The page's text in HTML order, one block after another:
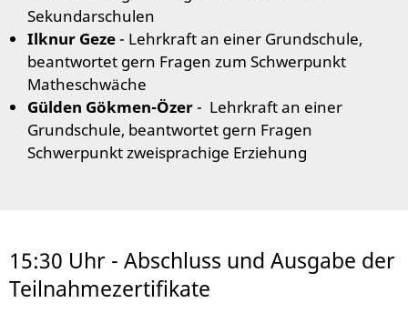
Sekundarschulen
Ilknur Geze- Lehrkraft an einer Grundschule,
beantwortet gern Fragen zum Schwerpunkt
Matheschwäche
Gülden Gökmen-Özer- Lehrkraft an einer
Grundschule, beantwortet gern Fragen
Schwerpunkt zweisprachige Erziehung
15:30 Uhr - Abschluss und Ausgabe der
Teilnahmezertifikate